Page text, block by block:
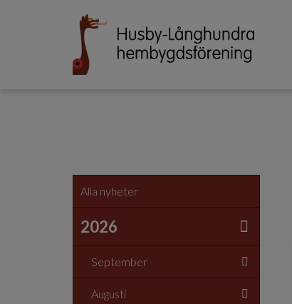
Alla nyheter
2026
September
Augusti